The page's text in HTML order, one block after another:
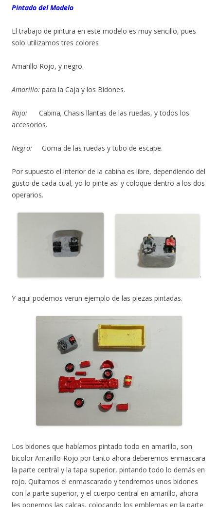
Pintado del Modelo
El trabajo de pintura en este modelo es muy sencillo, pues
solo utilizamos tres colores
Amarillo Rojo, y negro.
Amarillo: para la Caja y los Bidones.
Rojo: Cabina, Chasis llantas de las ruedas, y todos los
accesorios.
Negro: Goma de las ruedas y tubo de escape.
Por supuesto el interior de la cabina es libre, dependiendo del
gusto de cada cual, yo lo pinte asi y coloque dentro a los dos
operarios.
.
Y aqui podemos verun ejemplo de las piezas pintadas.
Los bidones que habíamos pintado todo en amarillo, son
bicolor Amarillo-Rojo por tanto ahora deberemos enmascara
la parte central y la tapa superior, pintando todo lo demás en
rojo. Quitamos el enmascarado y tendremos unos bidones
con la parte superior, y el cuerpo central en amarillo, ahora
les ponemos las calcas, colocando los emblemas en la parte